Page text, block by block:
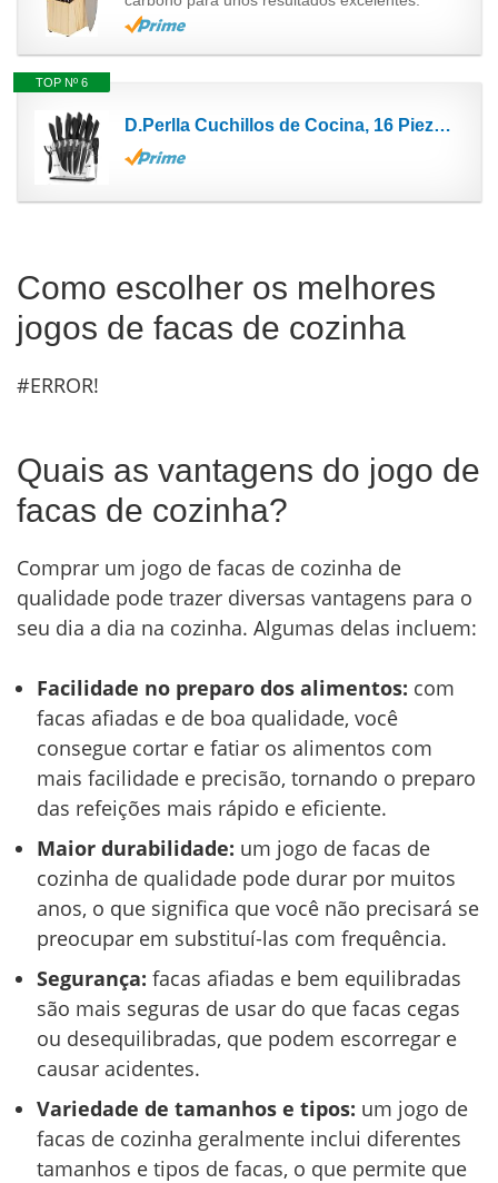
TOP Nº 6
D.Perlla Cuchillos de Cocina, 16 Piezas Negro Revestimiento Antiadherente Juego de Cuchillos de...
Como escolher os melhores
jogos de facas de cozinha
#ERROR!
Quais as vantagens do jogo de
facas de cozinha?
Comprar um jogo de facas de cozinha de
qualidade pode trazer diversas vantagens para o
seu dia a dia na cozinha. Algumas delas incluem:
Facilidade no preparo dos alimentos: com
facas afiadas e de boa qualidade, você
consegue cortar e fatiar os alimentos com
mais facilidade e precisão, tornando o preparo
das refeições mais rápido e eficiente.
Maior durabilidade: um jogo de facas de
cozinha de qualidade pode durar por muitos
anos, o que significa que você não precisará se
preocupar em substituí-las com frequência.
Segurança: facas afiadas e bem equilibradas
são mais seguras de usar do que facas cegas
ou desequilibradas, que podem escorregar e
causar acidentes.
Variedade de tamanhos e tipos: um jogo de
facas de cozinha geralmente inclui diferentes
tamanhos e tipos de facas, o que permite que